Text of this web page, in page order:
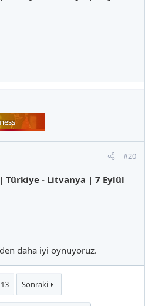
#20
Türkiye - Litvanya | 7 Eylül
daha iyi oynuyoruz.
13 Sonraki